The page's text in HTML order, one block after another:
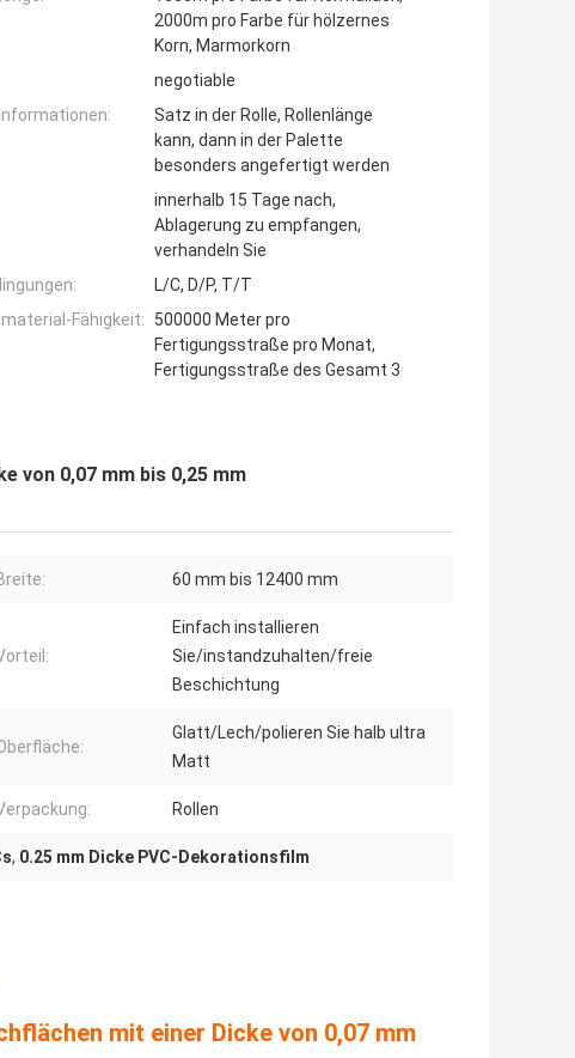
2000m pro Farbe für hölzernes
Korn, Marmorkorn
negotiable
Satz in der Rolle, Rollenlänge
kann, dann in der Palette
besonders angefertigt werden
innerhalb 15 Tage nach,
Ablagerung zu empfangen,
verhandeln Sie
L/C, D/P, T/T
Fähigkeit:
500000 Meter pro
Fertigungsstraße pro Monat,
Fertigungsstraße des Gesamt 3
von 0,07 mm bis 0,25 mm
60 mm bis 12400 mm
Einfach installieren
Sie/instandzuhalten/freie
Beschichtung
Glatt/Lech/polieren Sie halb ultra
Matt
Rollen
, 0.25 mm Dicke PVC-Dekorationsfilm
mit einer Dicke von 0,07 mm